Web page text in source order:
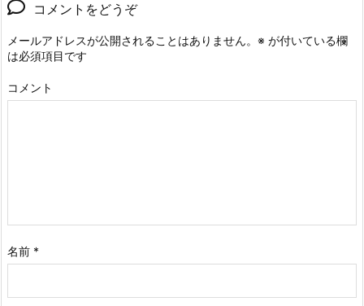
コメントをどうぞ
メールアドレスが公開されることはありません。 ※ が付いている欄
は必須項目です
コメント
名前 *